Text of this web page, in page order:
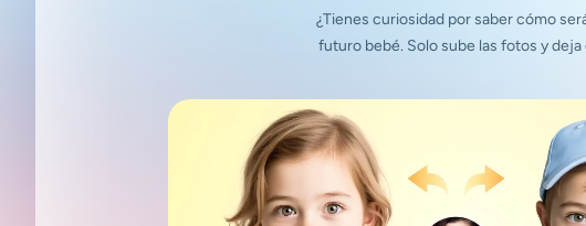
¿Tienes curiosidad por saber cómo
futuro bebé. Solo sube las fotos y